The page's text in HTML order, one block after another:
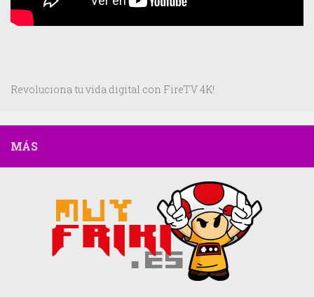
Revoluciona tu vida digital con FireTV 4K!
MÁS